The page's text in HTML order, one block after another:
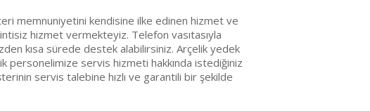
memnuniyetini kendisine ilke edinen hizmet ve
hizmet vermekteyiz. Telefon vasıtasıyla
kısa sürede destek alabilirsiniz. Arçelik yedek
personelimize servis hizmeti hakkında istediğiniz
servis talebine hızlı ve garantili bir şekilde